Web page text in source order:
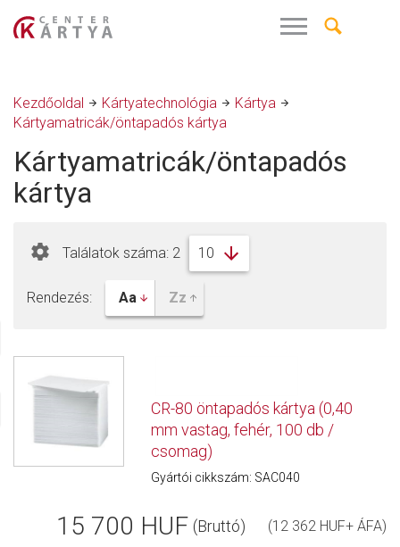
Kezdőoldal Kártyatechnológia
Kártya
Kártyamatricák/öntapadós kártya
Kártyamatricák/öntapadós
kártya
Találatok száma: 2
Rendezés:
CR-80 öntapadós kártya (0,40
mm vastag, fehér, 100 db /
csomag)
Gyártói cikkszám: SAC040
15 700 HUF (Bruttó) (12 362 HUF+ ÁFA)